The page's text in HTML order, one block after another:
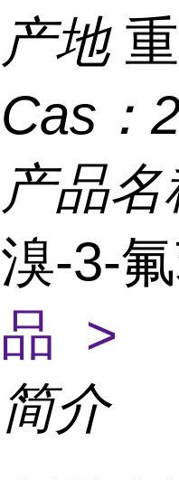
产地
Cas：
产品名
溴-3-
品 >
简介